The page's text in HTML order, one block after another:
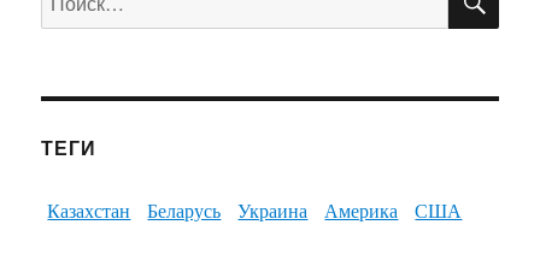
ТЕГИ
Казахстан Беларусь Украина Америка США